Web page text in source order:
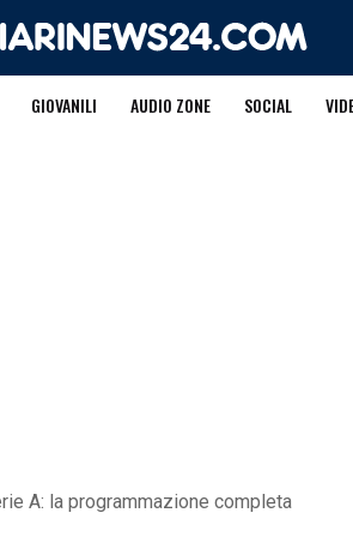
GIOVANILI AUDIO ZONE SOCIAL
A: la programmazione completa